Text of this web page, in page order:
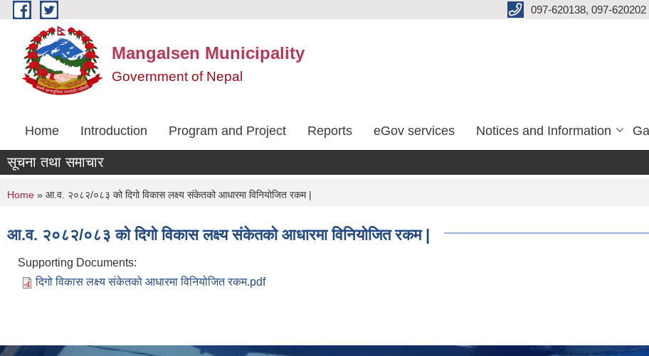
Skip to main content 097-620138, 097-620202
Mangalsen Municipality
Government of Nepal
Home Introduction Program and Project Reports eGov services Notices and Information
सूचना तथा समाचार
You are here
Home » आ.व. २०८२/०८३ को दिगो विकास लक्ष्य संकेतको आधारमा विनियोजित रकम |
आ.व. २०८२/०८३ को दिगो विकास लक्ष्य संकेतको आधारमा विनियोजित रकम |
Supporting Documents:
दिगो विकास लक्ष्य संकेतको आधारमा विनियोजित रकम.pdf